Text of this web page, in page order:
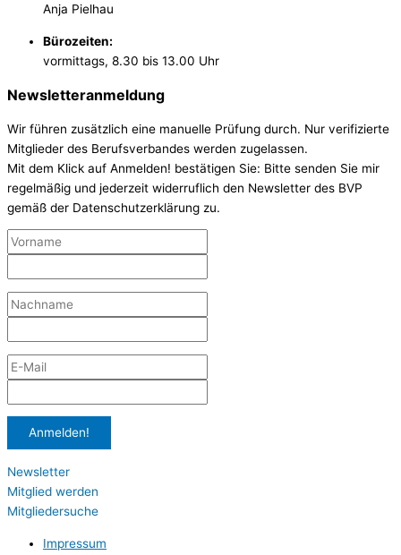
Anja Pielhau
Bürozeiten:
vormittags, 8.30 bis 13.00 Uhr
Newsletteranmeldung
Wir führen zusätzlich eine manuelle Prüfung durch. Nur verifizierte
Mitglieder des Berufsverbandes werden zugelassen.
Mit dem Klick auf Anmelden! bestätigen Sie: Bitte senden Sie mir
regelmäßig und jederzeit widerruflich den Newsletter des BVP
gemäß der Datenschutzerklärung zu.
Newsletter
Mitglied werden
Mitgliedersuche
Impressum